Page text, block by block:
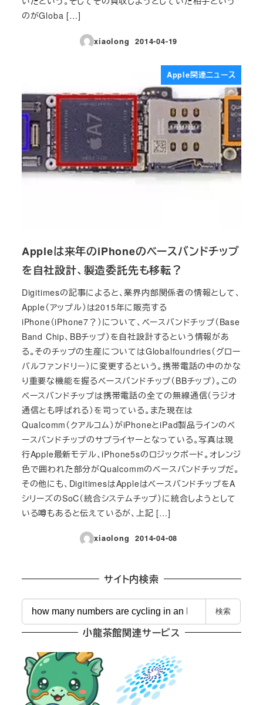
のがGloba […]
xiaolong
投稿日
2014-04-19
Apple関連ニュース
Appleは来年のiPhoneのベースバンドチップ
を自社設計、製造委託先も移転？
Digitimesの記事によると、業界内部関係者の情報として、
Apple（アップル）は2015年に販売する
iPhone（iPhone7？）について、ベースバンドチップ（Base
Band Chip、BBチップ）を自社設計するという情報があ
る。そのチップの生産についてはGlobalfoundries（グロー
バルファンドリー）に変更するという。携帯電話の中のかな
り重要な機能を握るベースバンドチップ（BBチップ）。この
ベースバンドチップは携帯電話の全ての無線通信（ラジオ
通信とも呼ばれる）を司っている。また現在は
Qualcomm（クアルコム）がiPhoneとiPad製品ラインのベ
ースバンドチップのサプライヤーとなっている。写真は現
行Apple最新モデル、iPhone5sのロジックボード。オレンジ
色で囲われた部分がQualcommのベースバンドチップだ。
その他にも、DigitimesはAppleはベースバンドチップをA
シリーズのSoC（統合システムチップ）に統合しようとして
いる噂もあると伝えているが、上記 […]
xiaolong
投稿日
2014-04-08
サイト内検索
検
索
検索
小龍茶館関連サービス